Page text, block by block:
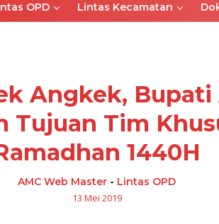
OPD Lintas Kecamatan
Angkek, Bupati
Tujuan Tim
1440H
AMC Web Master - Lintas OPD
13 Mei 2019